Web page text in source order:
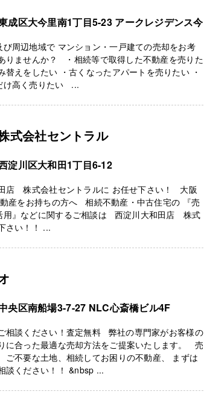
成区大今里南1丁目5-23 アークレジデンス今
周辺地域で マンション・一戸建ての売却をお考
りませんか？ ・相続等で取得した不動産を売りた
替えをしたい ・古くなったアパートを売りたい ・
け高く売りたい ...
式会社セントラル
淀川区大和田1丁目6-12
店 株式会社セントラルに お任せ下さい！ 大阪
産をお持ちの方へ 相続不動産・中古住宅の 『売
用』などに関するご相談は 西淀川大和田店 株式
さい！！ ...
央区南船場3-7-27 NLC心斎橋ビル4F
相談ください！査定無料 弊社の専門家がお客様の
に合った最適な売却方法をご提案いたします。 売
ご不要な土地、相続してお困りの不動産、 まずは
談ください！！ &nbsp ...